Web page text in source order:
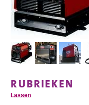
RUBRIEKEN
Lassen